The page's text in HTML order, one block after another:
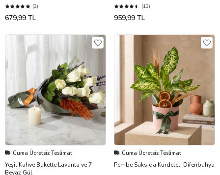
(3)
679,99 TL
(13)
959,99 TL
Cuma Ücretsiz Teslimat
Yeşil Kahve Bukette Lavanta ve 7
Beyaz Gül
Cuma Ücretsiz Teslimat
Pembe Saksıda Kurdeleli Difenbahya